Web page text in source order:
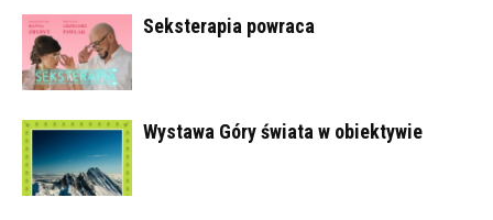
Seksterapia powraca
Wystawa Góry świata w obiektywie